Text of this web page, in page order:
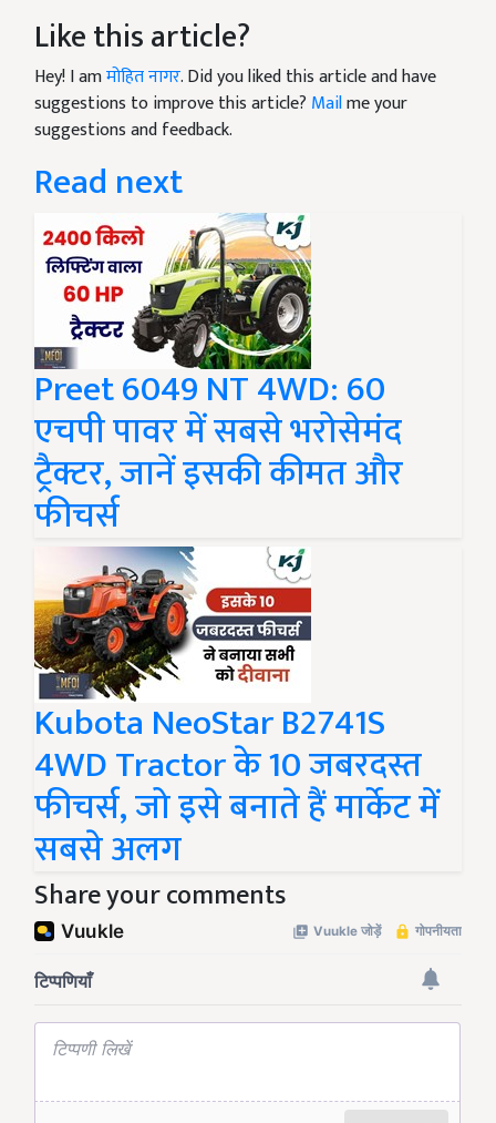
Like this article?
Hey! I amमोहित नागर. Did you liked this article and have
suggestions to improve this article? Mailme your
suggestions and feedback.
Read next
Preet 6049 NT 4WD: 60
एचपी पावर में सबसे भरोसेमंद
ट्रैक्टर, जानें इसकी कीमत और
फीचर्स
Kubota NeoStar B2741S
4WD Tractor के 10 जबरदस्त
फीचर्स, जो इसे बनाते हैं मार्केट में
सबसे अलग
Share your comments